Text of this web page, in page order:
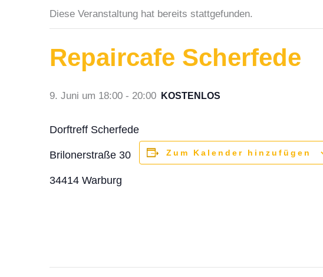
Diese Veranstaltung hat bereits stattgefunden.
Repaircafe Scherfede
9. Juni um 18:00- 20:00 KOSTENLOS
Dorftreff Scherfede
Brilonerstraße 30
34414 Warburg
Zum Kalender hinzufügen